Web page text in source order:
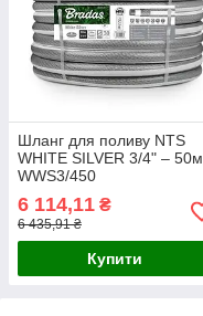
Шланг для поливу NTS
WHITE SILVER 3/4" – 50м,
WWS3/450
6 114,11 ₴
6 435,91 ₴
Купити